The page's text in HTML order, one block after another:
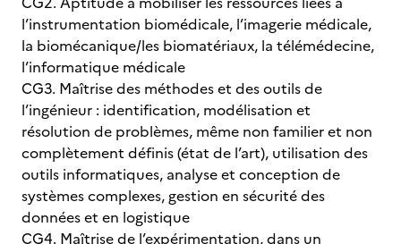
l’instrumentation biomédicale, l’imagerie médicale,
la biomécanique/les biomatériaux, la télémédecine,
l’informatique médicale
CG3. Maîtrise des méthodes et des outils de
l’ingénieur : identification, modélisation et
résolution de problèmes, même non familier et non
complètement définis (état de l’art), utilisation des
outils informatiques, analyse et conception de
systèmes complexes, gestion en sécurité des
données et en logistique
CG4. Maîtrise de l’expérimentation, dans un